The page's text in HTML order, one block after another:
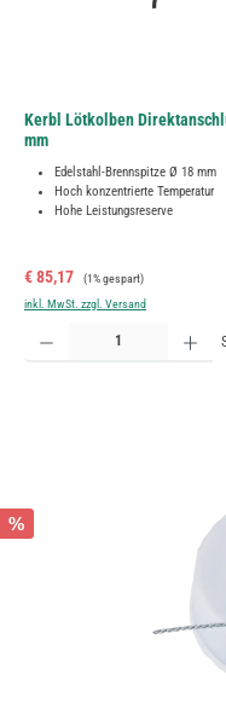
Kerbl Lötkolben
mm
Edelstahl-Brennspitze Ø 18 mm
Hoch konzentrierte Temperatur
Hohe Leistungsreserve
Verkaufspreis:
€ 85,17 Regulärer Preis:
(1% gespart)
inkl. MwSt. zzgl. Versand
Produkt Anzahl: Gib den
%